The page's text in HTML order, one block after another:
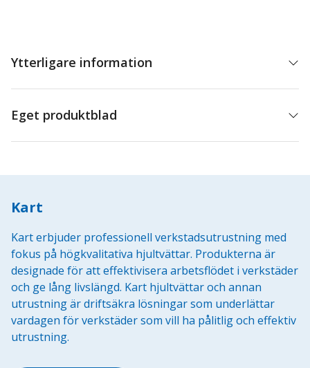
Ytterligare information
Eget produktblad
Kart
Kart erbjuder professionell verkstadsutrustning med
fokus på högkvalitativa hjultvättar. Produkterna är
designade för att effektivisera arbetsflödet i verkstäder
och ge lång livslängd. Kart hjultvättar och annan
utrustning är driftsäkra lösningar som underlättar
vardagen för verkstäder som vill ha pålitlig och effektiv
utrustning.